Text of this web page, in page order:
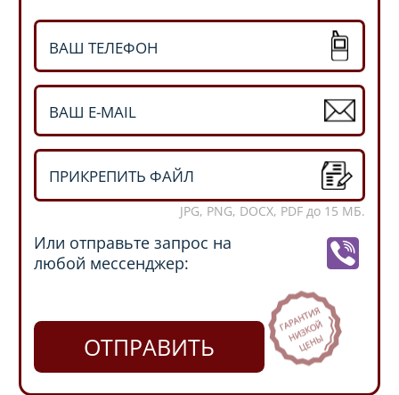
ПРИКРЕПИТЬ ФАЙЛ
JPG, PNG, DOCX, PDF до 15 МБ.
Или отправьте запрос на
любой мессенджер:
ОТПРАВИТЬ